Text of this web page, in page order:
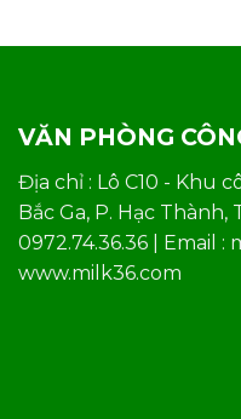
VĂN PHÒNG
Địa chỉ : Lô C10 - Khu
Bắc Ga, P. Hạc
0972.74.36.36 | Email :
www.milk36.com